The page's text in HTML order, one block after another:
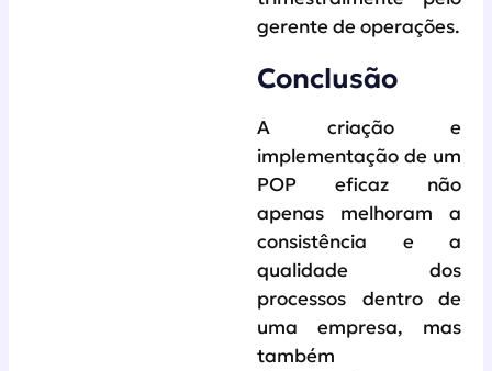
gerente de operações.
Conclusão
A criação e
implementação de um
POP eficaz não
apenas melhoram a
consistência e a
qualidade dos
processos dentro de
uma empresa, mas
também